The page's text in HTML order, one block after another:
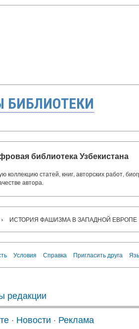
БИБЛИОТЕКИ
библиотека Узбекистана
коллекцию статей, книг, авторских работ,
автора.
› ИСТОРИЯ ФАШИЗМА В ЗАПАДНОЙ ЕВРОПЕ
Условия Справка Пригласить друга
редакции
· Новости · Реклама